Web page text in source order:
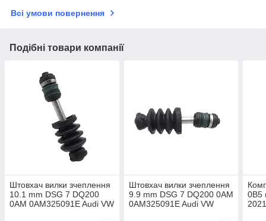
Всі умови повернення
Подібні товари компанії
Штовхач вилки зчеплення
10.1 mm DSG 7 DQ200
0AM 0AM325091E Audi VW
Штовхач вилки зчеплення
9.9 mm DSG 7 DQ200 0AM
0AM325091E Audi VW
0B5